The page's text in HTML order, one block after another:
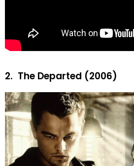
2. The Departed (2006)